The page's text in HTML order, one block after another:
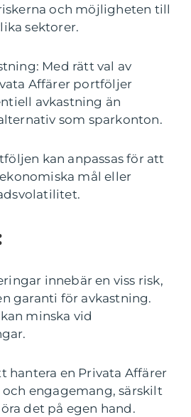
och möjligheten till
sektorer.
Med rätt val av
Affärer portföljer
avkastning än
som sparkonton.
kan anpassas för att
mål eller
innebär en viss risk,
garanti för avkastning.
minska vid
hantera en Privata Affärer
engagemang, särskilt
det på egen hand.